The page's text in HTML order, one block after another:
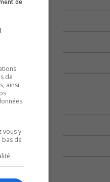
de
de
ainsi
vous y
bas de